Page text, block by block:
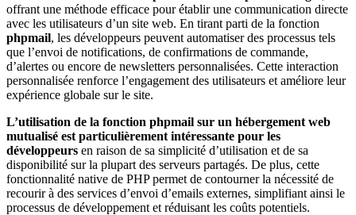
offrant une méthode efficace pour établir une communication directe
avec les utilisateurs d’un site web. En tirant parti de la fonction
phpmail, les développeurs peuvent automatiser des processus tels
que l’envoi de notifications, de confirmations de commande,
d’alertes ou encore de newsletters personnalisées. Cette interaction
personnalisée renforce l’engagement des utilisateurs et améliore leur
expérience globale sur le site.
L’utilisation de la fonction phpmail sur un hébergement web
mutualisé est particulièrement intéressante pour les
développeurs en raison de sa simplicité d’utilisation et de sa
disponibilité sur la plupart des serveurs partagés. De plus, cette
fonctionnalité native de PHP permet de contourner la nécessité de
recourir à des services d’envoi d’emails externes, simplifiant ainsi le
processus de développement et réduisant les coûts potentiels.